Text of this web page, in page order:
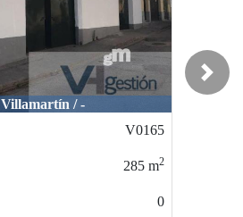
Villamartín / -
V0165
285 m2
0
Next